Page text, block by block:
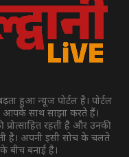
हुआ न्यूज पोर्टल है। पोर्टल
आपके साथ साझा करते हैं।
रहती है और उनकी
है। अपनी इसी सोच के चलते
बीच बनाई है।